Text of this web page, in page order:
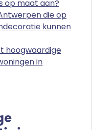
op maat aan?
die op
kunnen
hoogwaardige
in